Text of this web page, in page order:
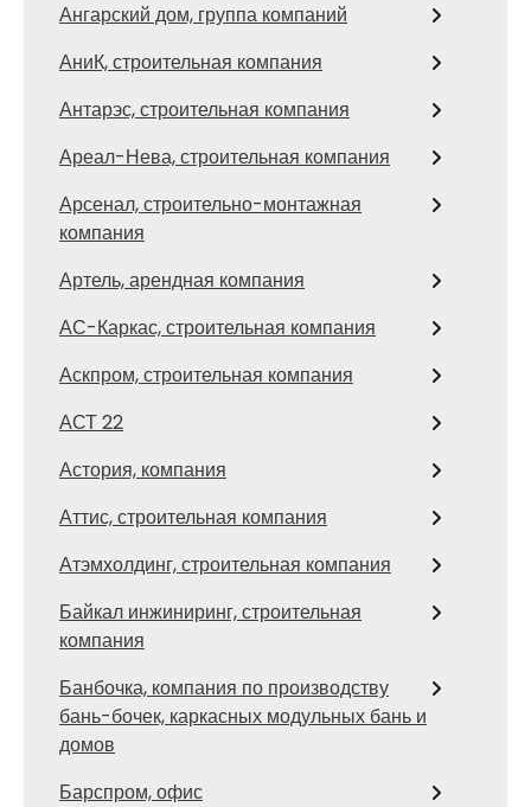
Ангарский дом, группа компаний
АниК, строительная компания
Антарэс, строительная компания
Ареал-Нева, строительная компания
Арсенал, строительно-монтажная
компания
Артель, арендная компания
АС-Каркас, строительная компания
Аскпром, строительная компания
АСТ 22
Астория, компания
Аттис, строительная компания
Атэмхолдинг, строительная компания
Байкал инжиниринг, строительная
компания
Банбочка, компания по производству
бань-бочек, каркасных модульных бань и
домов
Барспром, офис